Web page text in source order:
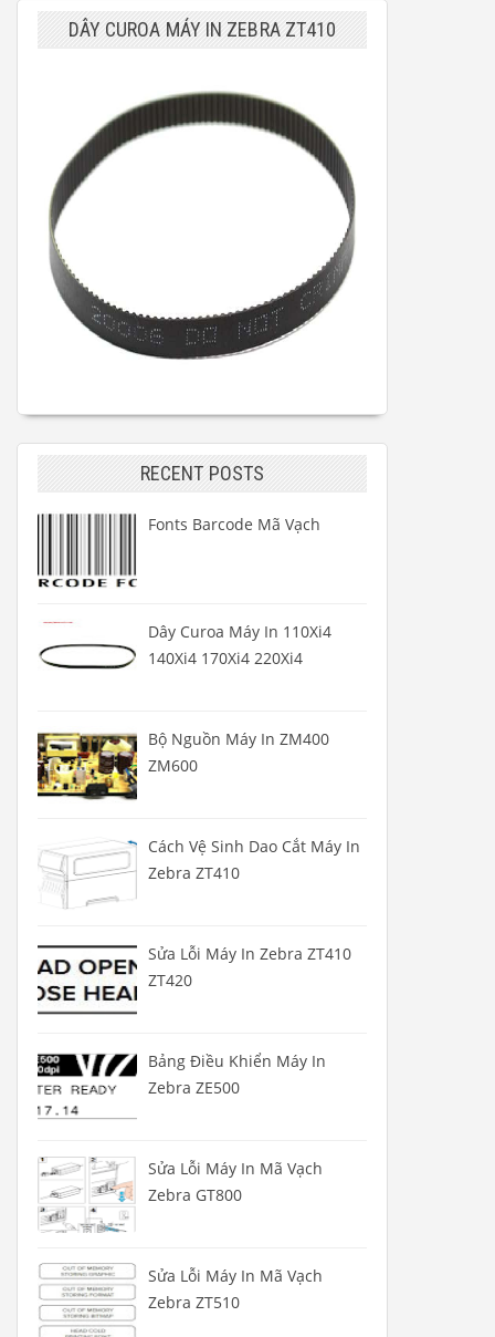
DÂY CUROA MÁY IN ZEBRA ZT410
RECENT POSTS
Fonts Barcode Mã Vạch
Dây Curoa Máy In 110Xi4
140Xi4 170Xi4 220Xi4
Bộ Nguồn Máy In ZM400
ZM600
Cách Vệ Sinh Dao Cắt Máy In
Zebra ZT410
Sửa Lỗi Máy In Zebra ZT410
ZT420
Bảng Điều Khiển Máy In
Zebra ZE500
Sửa Lỗi Máy In Mã Vạch
Zebra GT800
Sửa Lỗi Máy In Mã Vạch
Zebra ZT510